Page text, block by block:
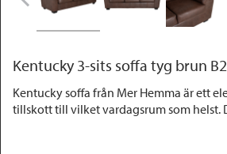
Kentucky 3-sits soffa tyg brun
Kentucky soffa från Mer Hemma är ett
tillskott till vilket vardagsrum som helst.